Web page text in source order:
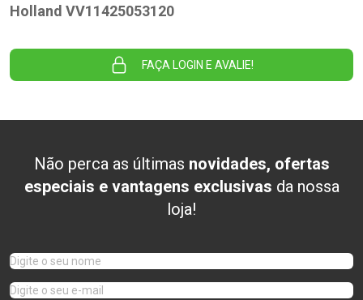
Holland VV11425053120
FAÇA LOGIN E AVALIE!
Não perca as últimas novidades, ofertas
especiais e vantagens exclusivas da nossa
loja!